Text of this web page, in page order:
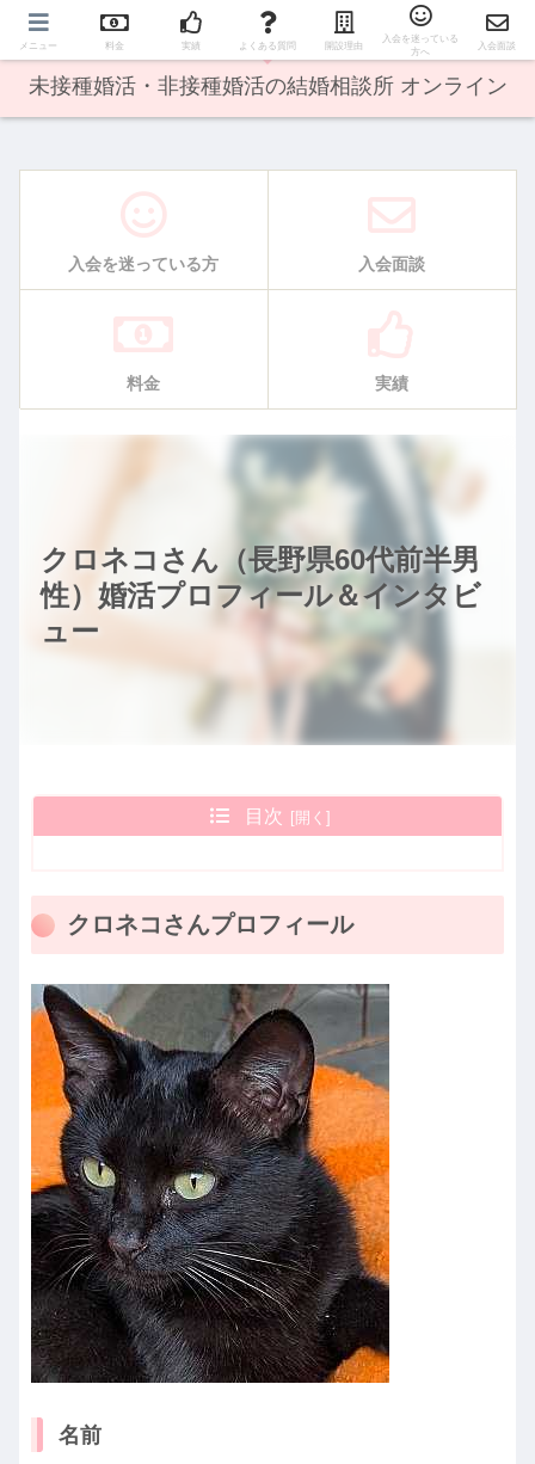
オンライン婚活で日本全国の方に出会えます♪
未接種婚活・非接種婚活の結婚相談所 オンライン
入会を迷っている方 入会面談
料金 実績
クロネコさん（長野県60代前半男
性）婚活プロフィール＆インタビ
ュー
目次
クロネコさんプロフィール
名前
メニュー 料金 実績 よくある質問 開設理由
入会を迷っている
方へ
入会面談